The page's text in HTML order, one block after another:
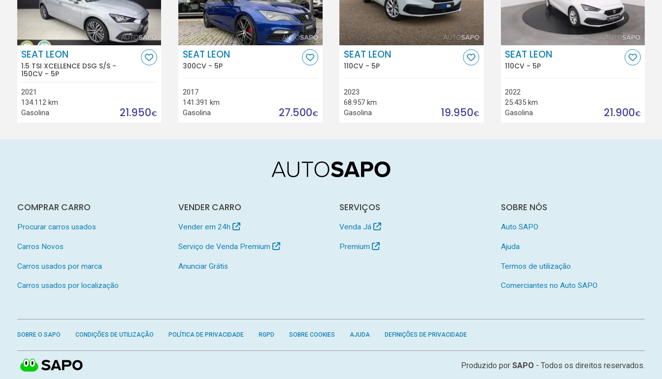
SEAT LEON
1.5 TSI XCELLENCE DSG S/S -
150CV - 5P
2021
134.112 km
Gasolina
21.950€
SEAT LEON
300CV - 5P
2017
141.391 km
Gasolina
27.500€
SEAT LEON
110CV - 5P
2023
68.957 km
Gasolina
19.950€
SEAT LEON
110CV - 5P
2022
25.435 km
Gasolina
21.900€
COMPRAR CARRO
Procurar carros usados
Carros Novos
Carros usados por marca
Carros usados por localização
VENDER CARRO
Vender em 24h
Serviço de Venda Premium
Anunciar Grátis
SERVIÇOS
Venda Já
Premium
SOBRE NÓS
Auto SAPO
Ajuda
Termos de utilização
Comerciantes no Auto SAPO
SOBRE O SAPO CONDIÇÕES DE UTILIZAÇÃO POLÍTICA DE PRIVACIDADE RGPD SOBRE COOKIES AJUDA DEFINIÇÕES DE PRIVACIDADE
Produzido porSAPO - Todos os direitos reservados.